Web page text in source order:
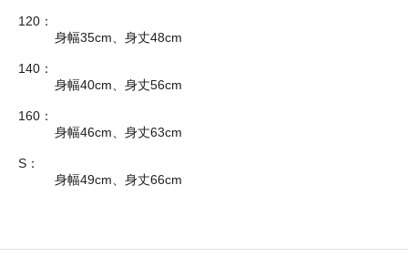
120：
身幅35cm、身丈48cm
140：
身幅40cm、身丈56cm
160：
身幅46cm、身丈63cm
S：
身幅49cm、身丈66cm